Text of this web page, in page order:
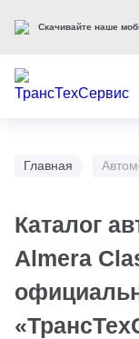
Главная
Каталог
Almera
Скачивайте наше